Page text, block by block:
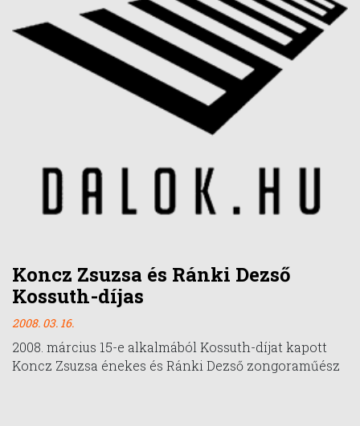
Koncz Zsuzsa és Ránki Dezső
Kossuth-díjas
2008. 03. 16.
2008. március 15-e alkalmából Kossuth-díjat kapott
Koncz Zsuzsa énekes és Ránki Dezső zongoraműész